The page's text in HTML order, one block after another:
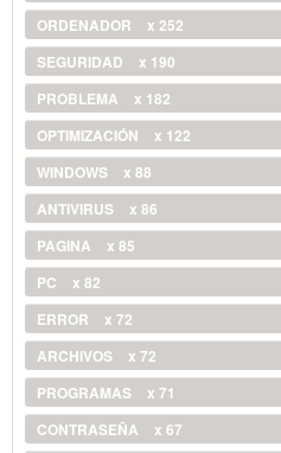
ORDENADOR
x 252
SEGURIDAD
x 190
PROBLEMA
x 182
OPTIMIZACIÓN
x 122
WINDOWS
x 88
ANTIVIRUS
x 86
PAGINA
x 85
PC
x 82
ERROR
x 72
ARCHIVOS
x 72
PROGRAMAS
x 71
CONTRASEÑA
x 67